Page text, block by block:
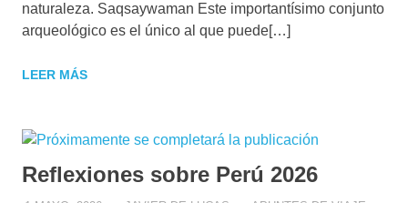
naturaleza. Saqsaywaman Este importantísimo conjunto
arqueológico es el único al que puede[…]
LEER MÁS
Reflexiones sobre Perú 2026